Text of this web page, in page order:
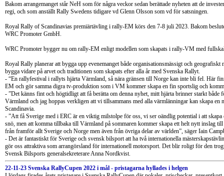
Bakom arrangemanget står NeH som för några veckor sedan berättade nyheten att de
regi, och som anställt Rally Swedens tidigare vd Glenn Olsson som vd för satsningen.
Royal Rally of Scandinavias premiärtävling i rally-EM körs den 7-8 juli 2023. Bakom
WRC Promoter GmbH.
WRC Promoter bygger nu om rally-EM enligt modellen som skapats i rally-VM med
Royal Rally planerar att bygga upp evenemanget både organisationsmässigt och geografiskt
bygga vidare på arvet och traditionen som skapats efter alla år med Svenska Rallyt.
- “En rallyfestival i rallyts hjärta Värmland, så nära gränsen till Norge kan inte bli fel. Här
EM och gör samma digra tv-produktion som i VM kommer skapa en fin sportslig och
- ”Det känns fint och högtidligt att få berätta om denna nyhet, mitt hjärta brinner starkt både
Värmland och jag hoppas verkligen att vi tillsammans med alla värmlänningar kan skapa
Scandinavia.
- ”Att få Sverige med i ERC är en viktig milstolpe för oss, vi ser oändlig potential i att
snö, men att komma tillbaka till Värmland på sommaren kommer skapa ett helt nytt inslag
från framför allt Sverige och Norge men även från övriga delar av världen”, säger Iain
- Det är fantastiskt för Sverige och svensk bilsport att ha två internationella
gör oss attraktiva som arrangörsland för internationell motorsport. Det blir roligt för den
Svensk Bilsports generalsekreterare Anna Nordkvist.
22-11-23 Svenska RallyCupen 2022 i mål - pristagarna hyllades i helgen